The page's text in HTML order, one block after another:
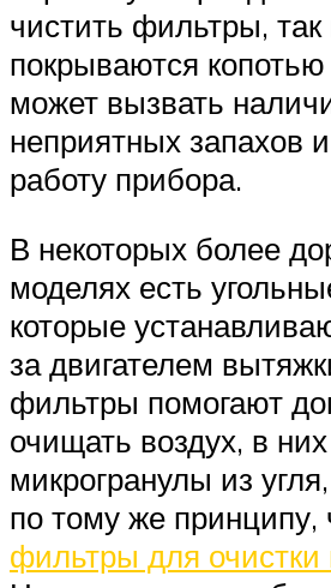
чистить фильтры, так
покрываются
может вызвать
неприятных запахов
работу прибора.
В некоторых более
моделях есть
которые
за двигателем
фильтры помогают
очищать воздух, в
микрогранулы из
по тому же принципу,
фильтры для очистки